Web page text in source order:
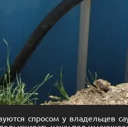
спросом у владельцев